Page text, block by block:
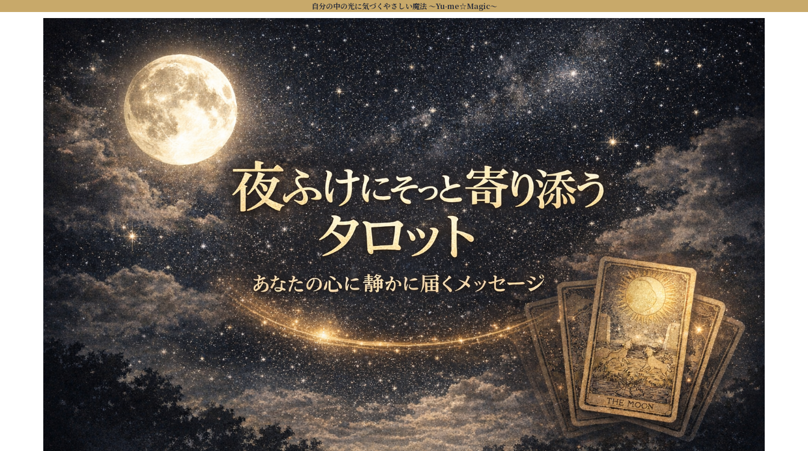
自分の中の光に気づくやさしい魔法 ～Yu-me☆Magic～